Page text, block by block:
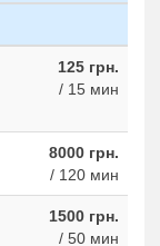
125 грн.
/ 15 мин
8000 грн.
/ 120 мин
1500 грн.
/ 50 мин